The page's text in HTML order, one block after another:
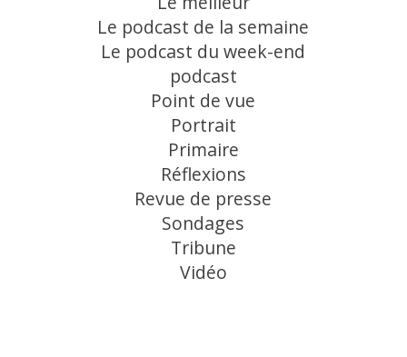
Le podcast de la semaine
Le podcast du week-end
podcast
Point de vue
Portrait
Primaire
Réflexions
Revue de presse
Sondages
Tribune
Vidéo